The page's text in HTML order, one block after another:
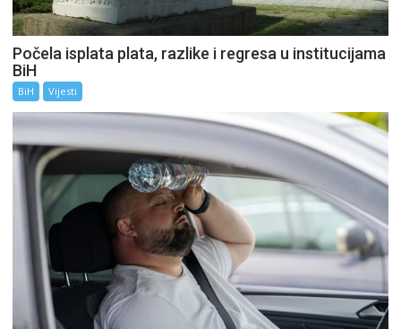
Počela isplata plata, razlike i regresa u institucijama
BiH
BiH Vijesti